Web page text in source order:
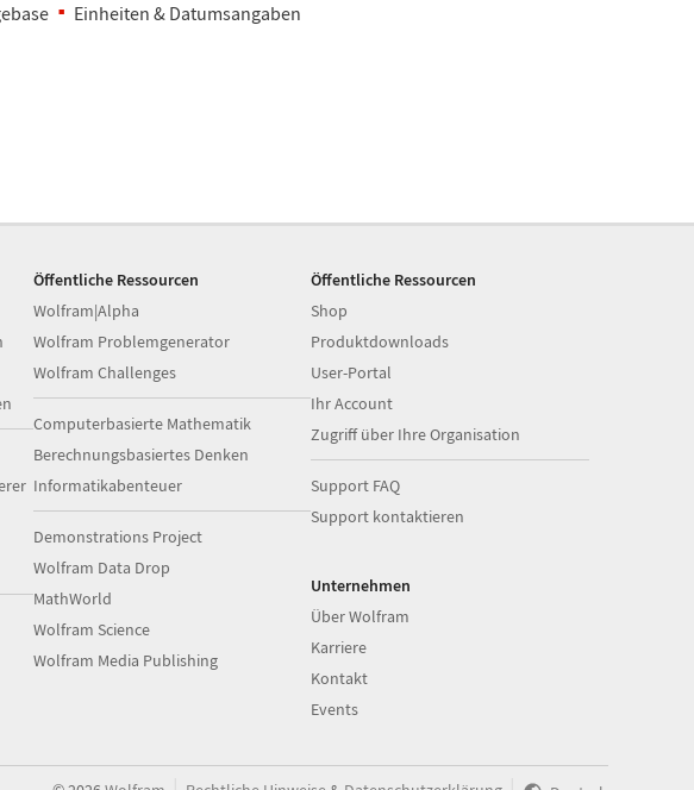
Einheiten & Datumsangaben
Öffentliche Ressourcen
Wolfram|Alpha
Wolfram Problemgenerator
Wolfram Challenges
Computerbasierte Mathematik
Berechnungsbasiertes Denken
Informatikabenteuer
Demonstrations Project
Wolfram Data Drop
MathWorld
Wolfram Science
Wolfram Media Publishing
Öffentliche Ressourcen
Shop
Produktdownloads
User-Portal
Ihr Account
Zugriff über Ihre Organisation
Support FAQ
Support kontaktieren
Unternehmen
Über Wolfram
Karriere
Kontakt
Events